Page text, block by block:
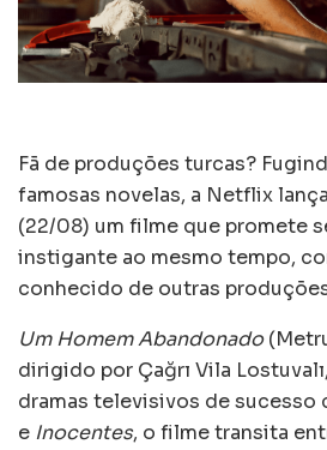
Fã de produções turcas?
famosas novelas, a Netflix
(22/08) um filme que promete
instigante ao mesmo tempo,
conhecido de outras
Um Homem Abandonado
dirigido por Çağrı Vila
dramas televisivos de sucesso
e Inocentes, o filme transita